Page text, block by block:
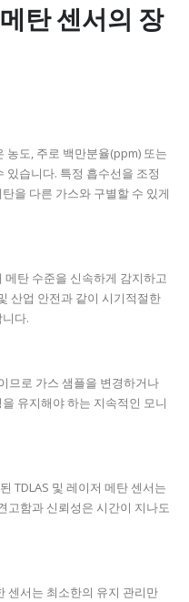
탄 센서의 장
농도, 주로 백만분율(ppm) 또는
있습니다. 특정 흡수선을 조정
을 다른 가스와 구별할 수 있게
탄 수준을 신속하게 감지하고
산업 안전과 같이 시기적절한
다.
므로 가스 샘플을 변경하거나
유지해야 하는 지속적인 모니
TDLAS 및 레이저 메탄 센서는
고함과 신뢰성은 시간이 지나도
센서는 최소한의 유지 관리만